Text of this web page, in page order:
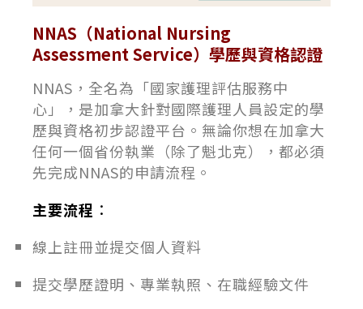
NNAS（National Nursing
Assessment Service）學歷與資格認證
NNAS，全名為「國家護理評估服務中
心」，是加拿大針對國際護理人員設定的學
歷與資格初步認證平台。無論你想在加拿大
任何一個省份執業（除了魁北克），都必須
先完成NNAS的申請流程。
主要流程 ：
線上註冊並提交個人資料
提交學歷證明、專業執照、在職經驗文件